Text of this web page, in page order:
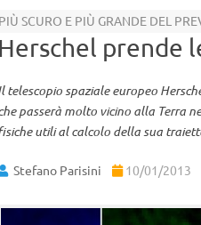
PIÙ SCURO E PIÙ GRANDE DEL
Herschel prende
telescopio spaziale europeo
passerà molto vicino alla Terra
utili al calcolo della sua
Stefano Parisini 10/01/2013